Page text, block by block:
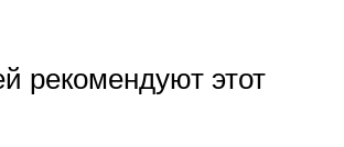
рекомендуют этот